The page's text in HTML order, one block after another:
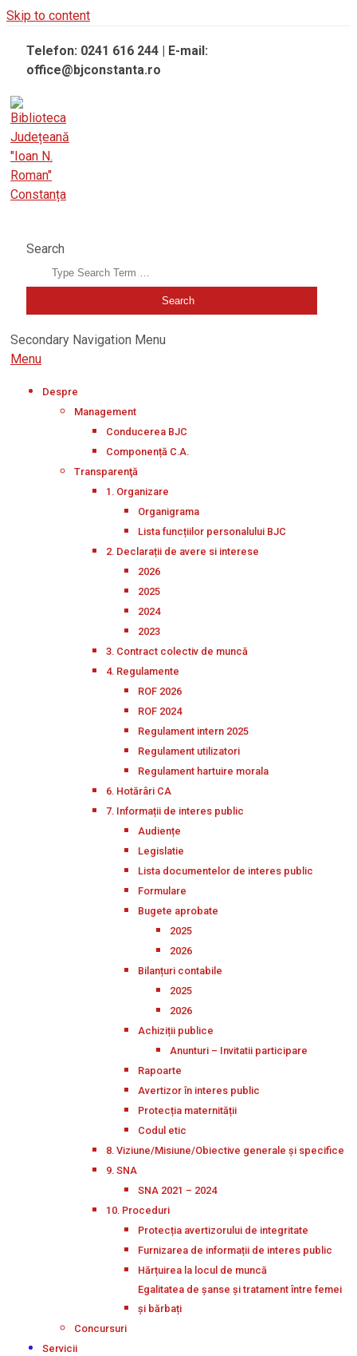
Skip to content
Telefon: 0241 616 244 | E-mail:
office@bjconstanta.ro
Search
Secondary Navigation Menu
Menu
Despre
Management
Conducerea BJC
Componență C.A.
Transparenţă
1. Organizare
Organigrama
Lista funcțiilor personalului BJC
2. Declarații de avere si interese
2026
2025
2024
2023
3. Contract colectiv de muncă
4. Regulamente
ROF 2026
ROF 2024
Regulament intern 2025
Regulament utilizatori
Regulament hartuire morala
6. Hotărâri CA
7. Informații de interes public
Audiențe
Legislatie
Lista documentelor de interes public
Formulare
Bugete aprobate
2025
2026
Bilanțuri contabile
2025
2026
Achiziții publice
Anunturi – Invitatii participare
Rapoarte
Avertizor în interes public
Protecția maternității
Codul etic
8. Viziune/Misiune/Obiective generale și specifice
9. SNA
SNA 2021 – 2024
10. Proceduri
Protecția avertizorului de integritate
Furnizarea de informații de interes public
Hărțuirea la locul de muncă
Egalitatea de șanse și tratament între femei
și bărbați
Concursuri
Servicii